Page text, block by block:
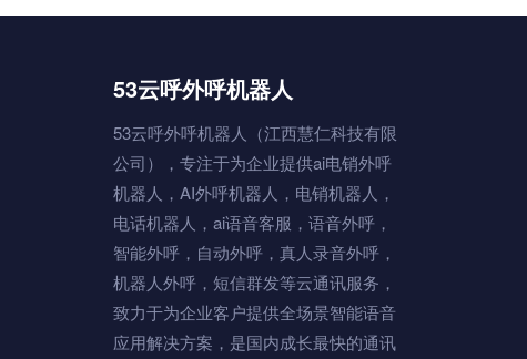
53云呼外呼机器人
53云呼外呼机器人（江西慧仁科技有限
公司），专注于为企业提供ai电销外呼
机器人，AI外呼机器人，电销机器人，
电话机器人，ai语音客服，语音外呼，
智能外呼，自动外呼，真人录音外呼，
机器人外呼，短信群发等云通讯服务，
致力于为企业客户提供全场景智能语音
应用解决方案，是国内成长最快的通讯